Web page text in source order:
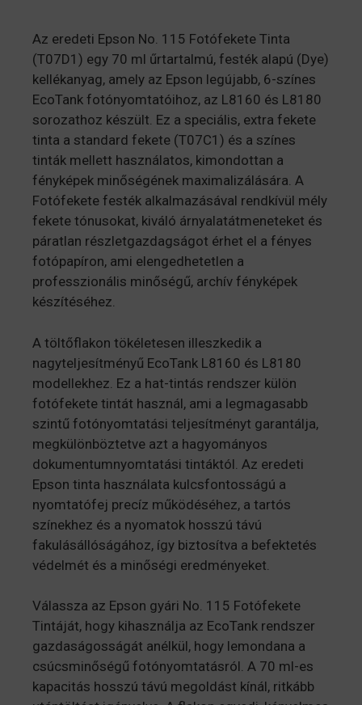
Az eredeti Epson No. 115 Fotófekete Tinta
(T07D1) egy 70 ml űrtartalmú, festék alapú (Dye)
kellékanyag, amely az Epson legújabb, 6-színes
EcoTank fotónyomtatóihoz, az L8160 és L8180
sorozathoz készült. Ez a speciális, extra fekete
tinta a standard fekete (T07C1) és a színes
tinták mellett használatos, kimondottan a
fényképek minőségének maximalizálására. A
Fotófekete festék alkalmazásával rendkívül mély
fekete tónusokat, kiváló árnyalatátmeneteket és
páratlan részletgazdagságot érhet el a fényes
fotópapíron, ami elengedhetetlen a
professzionális minőségű, archív fényképek
készítéséhez.
A töltőflakon tökéletesen illeszkedik a
nagyteljesítményű EcoTank L8160 és L8180
modellekhez. Ez a hat-tintás rendszer külön
fotófekete tintát használ, ami a legmagasabb
szintű fotónyomtatási teljesítményt garantálja,
megkülönböztetve azt a hagyományos
dokumentumnyomtatási tintáktól. Az eredeti
Epson tinta használata kulcsfontosságú a
nyomtatófej precíz működéséhez, a tartós
színekhez és a nyomatok hosszú távú
fakulásállóságához, így biztosítva a befektetés
védelmét és a minőségi eredményeket.
Válassza az Epson gyári No. 115 Fotófekete
Tintáját, hogy kihasználja az EcoTank rendszer
gazdaságosságát anélkül, hogy lemondana a
csúcsminőségű fotónyomtatásról. A 70 ml-es
kapacitás hosszú távú megoldást kínál, ritkább